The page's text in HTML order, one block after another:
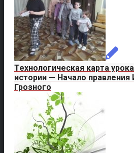
Технологическая карта урока
истории — Начало правления
Грозного